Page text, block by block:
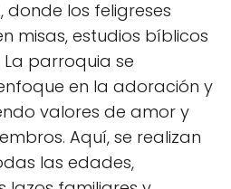
los feligreses
misas, estudios bíblicos
La parroquia se
en la adoración y
valores de amor y
Aquí, se realizan
las edades,